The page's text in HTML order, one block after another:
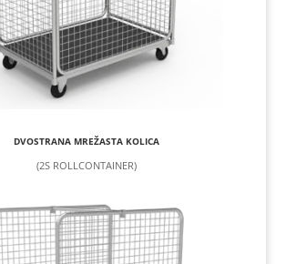
DVOSTRANA MREŽASTA KOLICA
(2S ROLLCONTAINER)